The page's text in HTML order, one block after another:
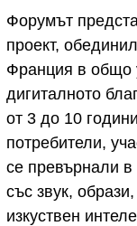
Форумът
проект,
Франция в общо
дигиталното
от 3 до 10
потребители,
се превърнали
със звук,
изкуствен